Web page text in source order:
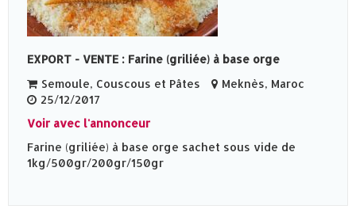
EXPORT - VENTE : Farine (griliée) à base orge
Semoule, Couscous et Pâtes
Meknès‎, Maroc
25/12/2017
Voir avec l'annonceur
Farine (griliée) à base orge sachet sous vide de
1kg/500gr/200gr/150gr